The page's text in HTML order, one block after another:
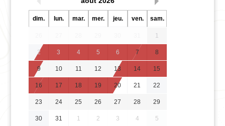
dim. lun. mar. mer. jeu. ven. sam.
1
2 3 4 5 6 7 8
9 10 11 12 13 14 15
16 17 18 19 20 21 22
23 24 25 26 27 28 29
30 31 1 2 3 4 5